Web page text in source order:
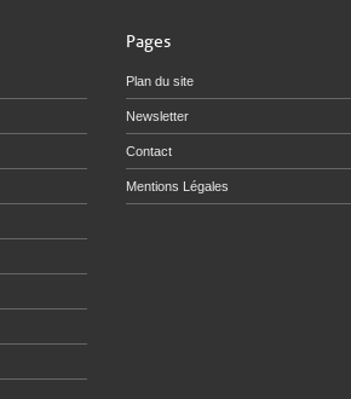
Pages
Plan du site
Newsletter
Contact
Mentions Légales